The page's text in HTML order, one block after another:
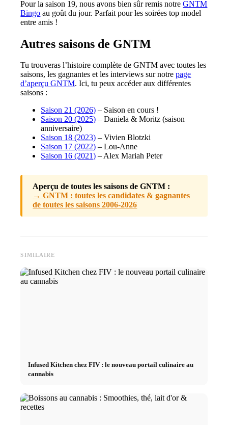
Pour la saison 19, nous avons bien sûr remis notreGNTM
Bingo au goût du jour. Parfait pour les soirées top model
entre amis !
Autres saisons de GNTM
Tu trouveras l’histoire complète de GNTM avec toutes les
saisons, les gagnantes et les interviews sur notrepage
d’aperçu GNTM. Ici, tu peux accéder aux différentes
saisons :
Saison 21 (2026) – Saison en cours !
Saison 20 (2025) – Daniela & Moritz (saison
anniversaire)
Saison 18 (2023) – Vivien Blotzki
Saison 17 (2022) – Lou-Anne
Saison 16 (2021) – Alex Mariah Peter
Aperçu de toutes les saisons de GNTM :
→ GNTM : toutes les candidates & gagnantes
de toutes les saisons 2006-2026
SIMILAIRE
Infused Kitchen chez FIV : le nouveau portail culinaire au
cannabis